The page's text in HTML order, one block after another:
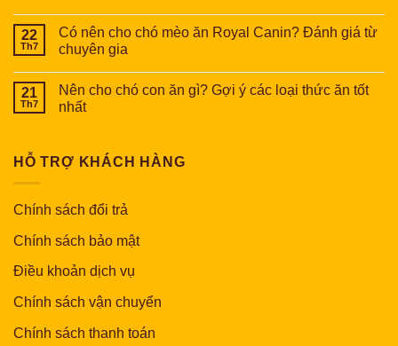
22
Th7
Có nên cho chó mèo ăn Royal Canin? Đánh giá từ
chuyên gia
21
Th7
Nên cho chó con ăn gì? Gợi ý các loại thức ăn tốt
nhất
HỖ TRỢ KHÁCH HÀNG
Chính sách đổi trả
Chính sách bảo mật
Điều khoản dịch vụ
Chính sách vận chuyển
Chính sách thanh toán